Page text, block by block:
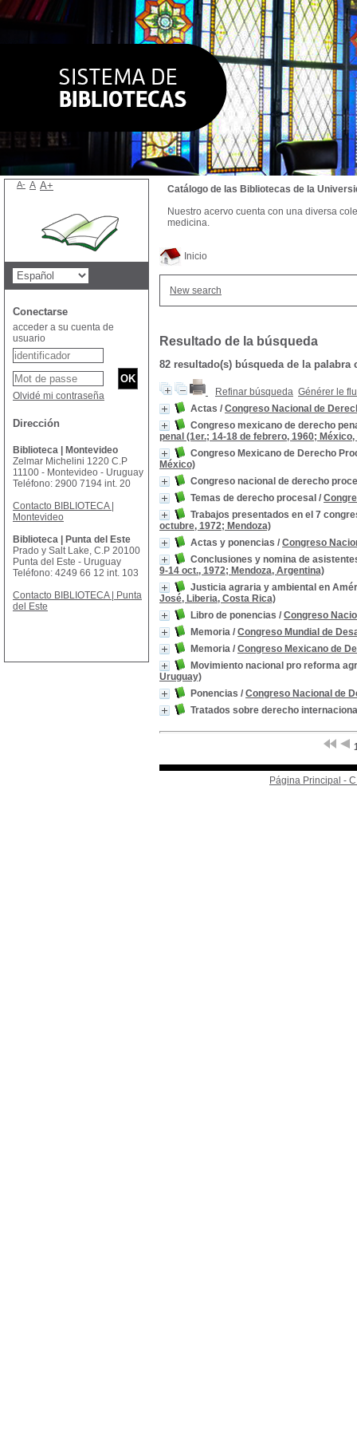
Inicio
New search
Resultado de la búsqueda
82 resultado(s) búsqueda de la palabra
Refinar búsqueda Générer le
Actas / Congreso Nacional de
Congreso mexicano de derecho
penal (1er.; 14-18 de febrero, 1960;
Congreso Mexicano de Derecho
México)
Congreso nacional de derecho
Temas de derecho procesal /
Trabajos presentados en el 7
octubre, 1972; Mendoza)
Actas y ponencias / Congreso
Conclusiones y nomina de
9-14 oct., 1972; Mendoza, Argentina)
Justicia agraria y ambiental en
José, Liberia, Costa Rica)
Libro de ponencias / Congreso
Memoria / Congreso Mundial de
Memoria / Congreso Mexicano de
Movimiento nacional pro reforma
Uruguay)
Ponencias / Congreso Nacional de
Tratados sobre derecho
Página Principal -
Catálogo de las Bibliotecas de la
Nuestro acervo cuenta con una diversa
medicina.
A- A A+
Conectarse
acceder a su cuenta de
usuario
Olvidé mi contraseña
Dirección
Biblioteca | Montevideo
Zelmar Michelini 1220 C.P
11100 - Montevideo - Uruguay
Teléfono: 2900 7194 int. 20
Contacto BIBLIOTECA |
Montevideo
Biblioteca | Punta del Este
Prado y Salt Lake, C.P 20100
Punta del Este - Uruguay
Teléfono: 4249 66 12 int. 103
Contacto BIBLIOTECA | Punta
del Este